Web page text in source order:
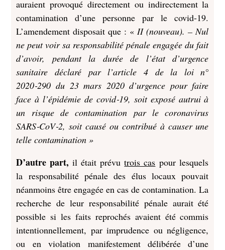
auraient provoqué directement ou indirectement la
contamination d’une personne par le covid-19.
L’amendement disposait que : «II (nouveau). – Nul
ne peut voir sa responsabilité pénale engagée du fait
d’avoir, pendant la durée de l’état d’urgence
sanitaire déclaré par l’article 4 de la loi n°
2020‑290 du 23 mars 2020 d’urgence pour faire
face à l’épidémie de covid‑19, soit exposé autrui à
un risque de contamination par le coronavirus
SARS‑CoV‑2, soit causé ou contribué à causer une
telle contamination »
D’autre part, il était prévutrois cas pour lesquels
la responsabilité pénale des élus locaux pouvait
néanmoins être engagée en cas de contamination. La
recherche de leur responsabilité pénale aurait été
possible si les faits reprochés avaient été commis
intentionnellement, par imprudence ou négligence,
ou en violation manifestement délibérée d’une